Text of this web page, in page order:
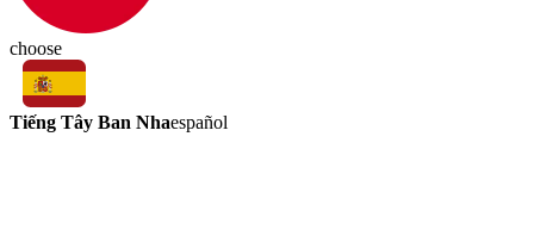
choose
Tiếng Tây Ban Nhaespañol